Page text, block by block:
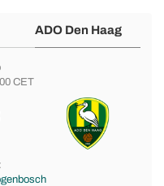
ADO Den Haag
CET